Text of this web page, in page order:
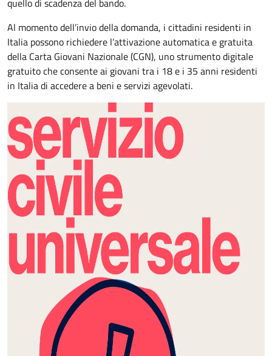
Al momento dell’invio della domanda, i cittadini residenti in
Italia possono richiedere l’attivazione automatica e gratuita
della Carta Giovani Nazionale (CGN), uno strumento digitale
gratuito che consente ai giovani tra i 18 e i 35 anni residenti
in Italia di accedere a beni e servizi agevolati.